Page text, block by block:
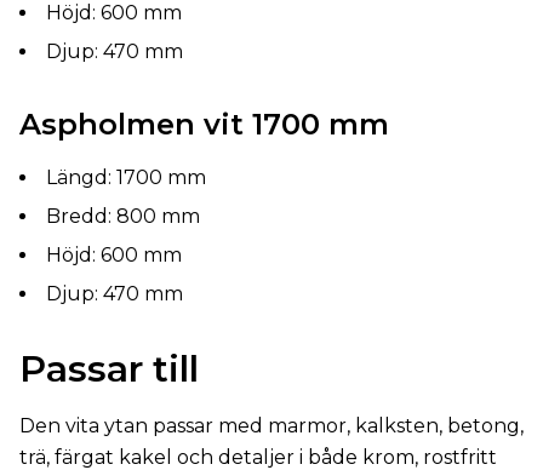
Höjd: 600 mm
Djup: 470 mm
Aspholmen vit 1700 mm
Längd: 1700 mm
Bredd: 800 mm
Höjd: 600 mm
Djup: 470 mm
Passar till
Den vita ytan passar med marmor, kalksten, betong,
trä, färgat kakel och detaljer i både krom, rostfritt